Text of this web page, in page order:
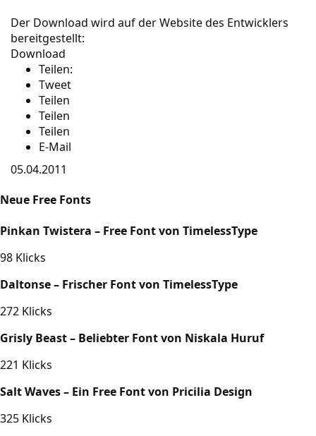
Der Download wird auf der Website des Entwicklers
bereitgestellt:
Download
Teilen:
Tweet
Teilen
Teilen
Teilen
E-Mail
05.04.2011
Neue Free Fonts
Pinkan Twistera – Free Font von TimelessType
98 Klicks
Daltonse – Frischer Font von TimelessType
272 Klicks
Grisly Beast – Beliebter Font von Niskala Huruf
221 Klicks
Salt Waves – Ein Free Font von Pricilia Design
325 Klicks